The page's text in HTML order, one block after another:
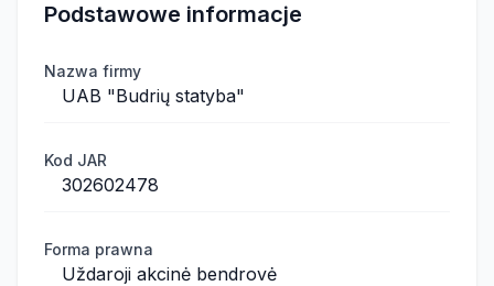
Podstawowe informacje
Nazwa firmy
UAB "Budrių statyba"
Kod JAR
302602478
Forma prawna
Uždaroji akcinė bendrovė